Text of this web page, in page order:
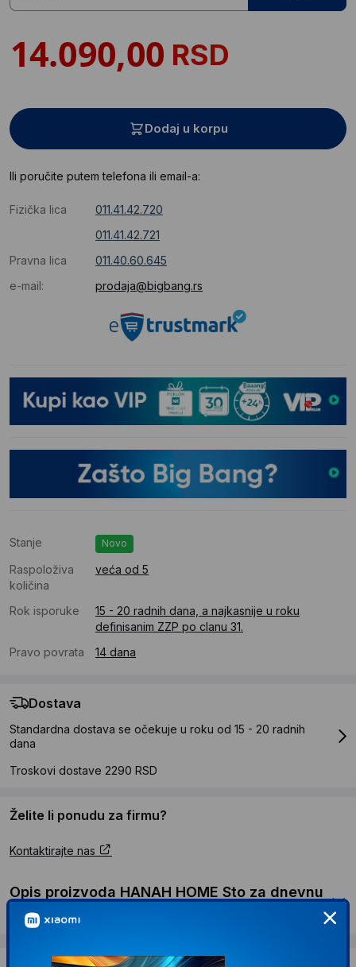
RSD
Dodaj u korpu
Ili poručite putem telefona ili email-a:
Fizička lica
011.41.42.720
011.41.42.721
Pravna lica
011.40.60.645
e-mail:
prodaja@bigbang.rs
Stanje Novo
Raspoloživa
količina
veća od 5
Rok isporuke
15 - 20 radnih dana, a najkasnije u roku
definisanim ZZP po clanu 31.
Pravo povrata
14 dana
Dostava
Standardna dostava se očekuje u roku od 15 - 20 radnih
dana
Troskovi dostave 2290 RSD
Želite li ponudu za firmu?
Kontaktirajte nas
Opis proizvoda HANAH HOME Sto za dnevnu
sobu Silla